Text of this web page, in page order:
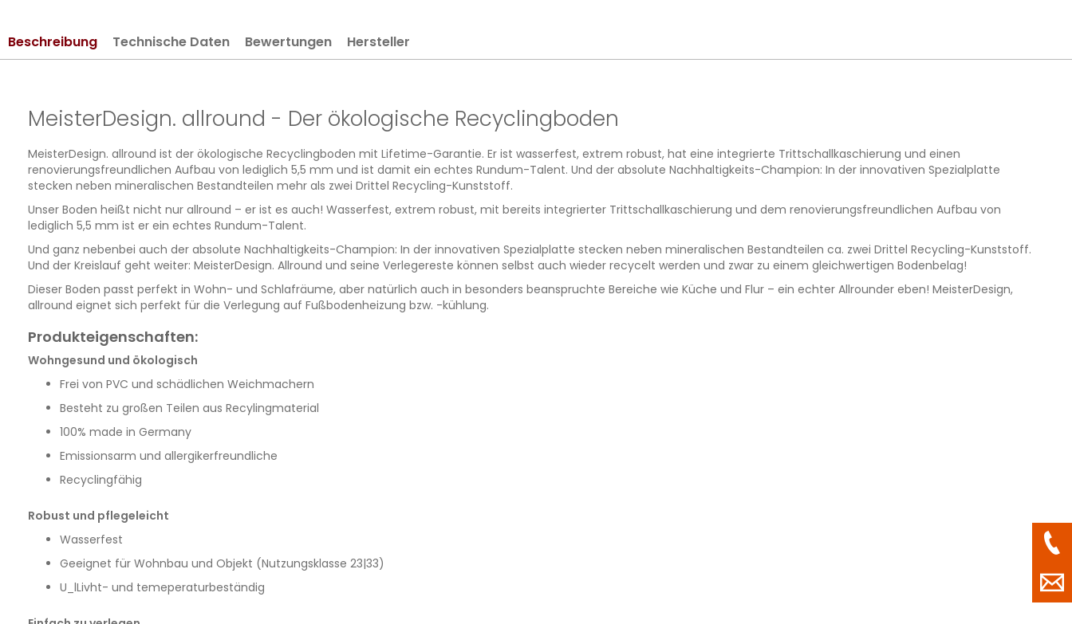
Bildergalerie
springen
Beschreibung
MeisterDesign. allround - Der ökologische Recyclingboden
MeisterDesign. allround ist der ökologische Recyclingboden mit Lifetime-Garantie. Er ist wasserfest, extrem robust, hat eine integrierte Trittschallkaschierung und einen
renovierungsfreundlichen Aufbau von lediglich 5,5 mm und ist damit ein echtes Rundum-Talent. Und der absolute Nachhaltigkeits-Champion: In der innovativen Spezialplatte
stecken neben mineralischen Bestandteilen mehr als zwei Drittel Recycling-Kunststoff.
Unser Boden heißt nicht nur allround – er ist es auch! Wasserfest, extrem robust, mit bereits integrierter Trittschallkaschierung und dem renovierungsfreundlichen Aufbau von
lediglich 5,5 mm ist er ein echtes Rundum-Talent.
Und ganz nebenbei auch der absolute Nachhaltigkeits-Champion: In der innovativen Spezialplatte stecken neben mineralischen Bestandteilen ca. zwei Drittel Recycling-Kunststoff.
Und der Kreislauf geht weiter: MeisterDesign. Allround und seine Verlegereste können selbst auch wieder recycelt werden und zwar zu einem gleichwertigen Bodenbelag!
Dieser Boden passt perfekt in Wohn- und Schlafräume, aber natürlich auch in besonders beanspruchte Bereiche wie Küche und Flur – ein echter Allrounder eben! MeisterDesign,
allround eignet sich perfekt für die Verlegung auf Fußbodenheizung bzw. -kühlung.
Produkteigenschaften:
Wohngesund und ökologisch
Frei von PVC und schädlichen Weichmachern
Besteht zu großen Teilen aus Recylingmaterial
100% made in Germany
Emissionsarm und allergikerfreundliche
Recyclingfähig
Robust und pflegeleicht
Wasserfest
Geeignet für Wohnbau und Objekt (Nutzungsklasse 23|33)
U_lLivht- und temeperaturbeständig
Technische Daten Bewertungen Hersteller